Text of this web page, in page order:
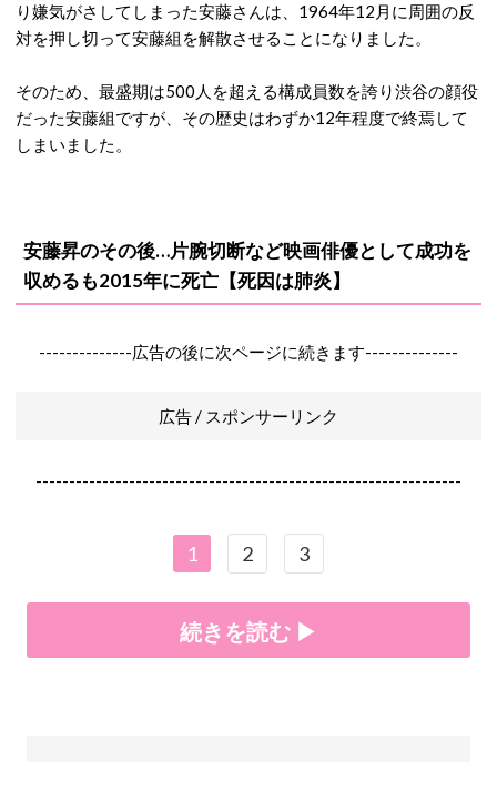
り嫌気がさしてしまった安藤さんは、1964年12月に周囲の反
対を押し切って安藤組を解散させることになりました。
そのため、最盛期は500人を超える構成員数を誇り渋谷の顔役
だった安藤組ですが、その歴史はわずか12年程度で終焉して
しまいました。
安藤昇のその後…片腕切断など映画俳優として成功を
収めるも2015年に死亡【死因は肺炎】
--------------広告の後に次ページに続きます--------------
広告 / スポンサーリンク
----------------------------------------------------------------
1 2 3
続きを読む ▶